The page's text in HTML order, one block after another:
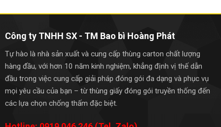
Công ty TNHH SX - TM Bao bì Hoàng Phát
Tự hào là nhà sản xuất và cung cấp thùng carton chất lượng
hàng đầu, với hơn 10 năm kinh nghiệm, khẳng định vị thế dẫn
đầu trong việc cung cấp giải pháp đóng gói đa dạng và phục vụ
mọi yêu cầu của bạn – từ thùng giấy đóng gói truyền thống đến
các lựa chọn chống thấm đặc biệt.